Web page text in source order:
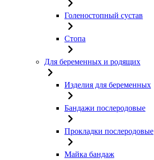
Голеностопный сустав
Стопа
Для беременных и родящих
Изделия для беременных
Бандажи послеродовые
Прокладки послеродовые
Майка бандаж